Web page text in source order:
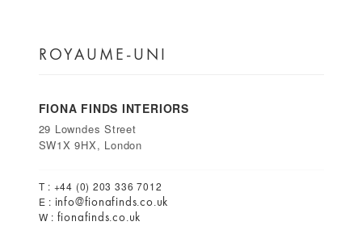
ROYAUME-UNI
FIONA FINDS INTERIORS
29 Lowndes Street
SW1X 9HX, London
T : +44 (0) 203 336 7012
E : info@fionafinds.co.uk
W : fionafinds.co.uk